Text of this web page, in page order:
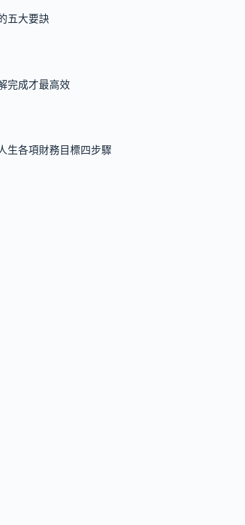
五大要訣
完成才最高效
生各項財務目標四步驟